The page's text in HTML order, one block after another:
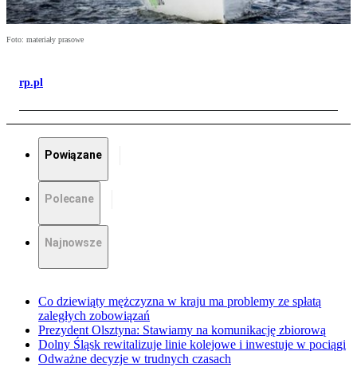
Foto: materiały prasowe
rp.pl
Powiązane
Polecane
Najnowsze
Co dziewiąty mężczyzna w kraju ma problemy ze spłatą
zaległych zobowiązań
Prezydent Olsztyna: Stawiamy na komunikację zbiorową
Dolny Śląsk rewitalizuje linie kolejowe i inwestuje w pociągi
Odważne decyzje w trudnych czasach